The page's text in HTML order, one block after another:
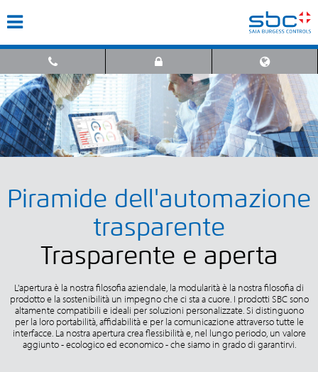
Piramide dell'automazione
trasparente
Trasparente e aperta
L'apertura è la nostra filosofia aziendale, la modularità è la nostra filosofia di
prodotto e la sostenibilità un impegno che ci sta a cuore. I prodotti SBC sono
altamente compatibili e ideali per soluzioni personalizzate. Si distinguono
per la loro portabilità, affidabilità e per la comunicazione attraverso tutte le
interfacce. La nostra apertura crea flessibilità e, nel lungo periodo, un valore
aggiunto - ecologico ed economico - che siamo in grado di garantirvi.